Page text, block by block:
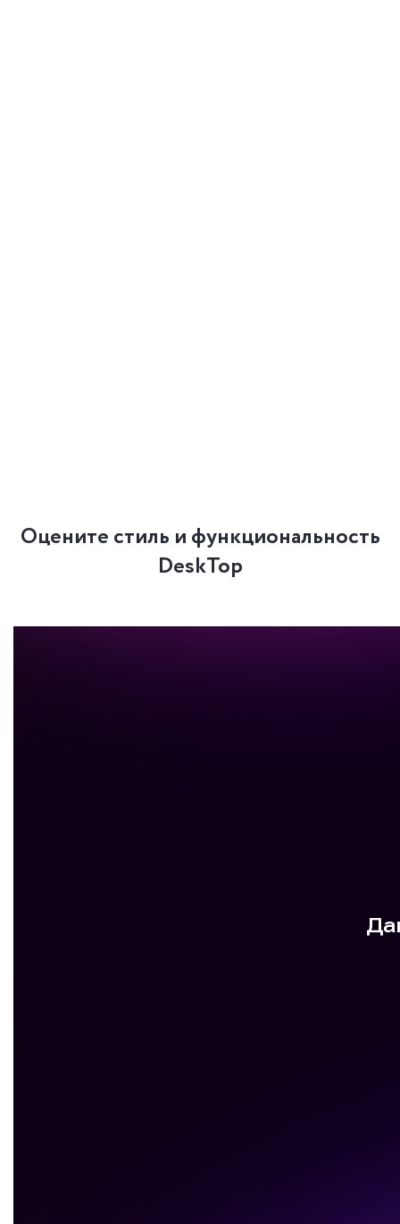
Оцените стиль и функциональность
DeskTop